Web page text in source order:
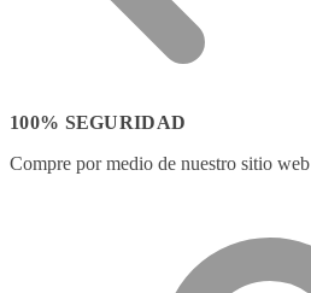
100% SEGURIDAD
Compre por medio de nuestro sitio web